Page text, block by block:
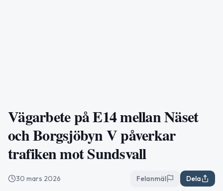
Vägarbete på E14 mellan Näset
och Borgsjöbyn V påverkar
trafiken mot Sundsvall
30 mars 2026 Felanmäl Dela